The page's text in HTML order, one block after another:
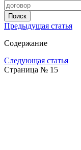
Предыдущая статья
Содержание
Следующая статья
Страница № 15